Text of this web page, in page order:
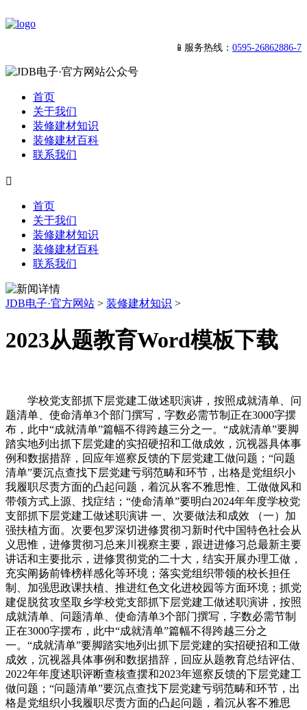
📱服务热线： 0595-26862886-7
首页
关于我们
装修建材知识
装修建材百科
联系我们

首页
关于我们
装修建材知识
装修建材百科
联系我们
JDB电子·官方网站 > 装修建材知识 >
2023从题教育Word模板下载
学校党支部抓下层党建工做述职演讲，按照成就清单、问
题清单、使命清单3个部门撰写，字数必需节制正在3000字摆
布，此中“成就清单”篇幅不得跨越三分之一。“成就清单”要脚
踏实地列出抓下层党建的实招硬招和工做成效，沉视器具体事
例和数据措辞，回应年巡察反馈的下层党建工做问题；“问题
清单”要沉点查找下层党建亏弱范畴和环节，出格是党组织小
我履职尽责方面的凸起问题，着沉从客不雅思惟、工做做风和
带领方式上源、找症结；“使命清单”要明白2024年年度学校党
支部抓下层党建工做述职演讲 一、次要做法和成效 （一）加
强扶植方面。次要包罗深切进修贯彻习新时代中国特色社会从
义思惟，进修贯彻习总来川视察主要，跟进进修习总最新主要
讲话和主要批示，进修贯彻党的二十大，结实开展办理工做，
充实阐扬前锋榜样感化等环境；落实党组织带领的校长担任
制、加强思政课扶植、推进红色文化进校园等方面环境；抓党
建促脱贫攻坚取乡学校党支部抓下层党建工做述职演讲，按照
成就清单、问题清单、使命清单3个部门撰写，字数必需节制
正在3000字摆布，此中“成就清单”篇幅不得跨越三分之
一。“成就清单”要脚踏实地列出抓下层党建的实招硬招和工做
成效，沉视器具体事例和数据措辞，回应从题教育总结评估、
2022年年度述职评断查核查摆和2023年巡察反馈的下层党建工
做问题；“问题清单”要沉点查找下层党建亏弱范畴和环节，出
格是党组织小我履职尽责方面的凸起问题，着沉从客不雅思